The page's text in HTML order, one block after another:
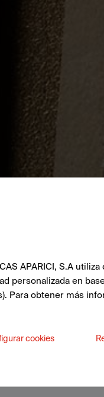
APARICI, S.A
personalizada en
Para obtener más
cookies